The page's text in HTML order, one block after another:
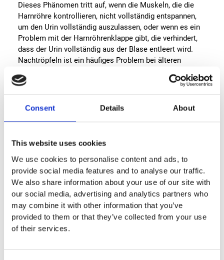
Consent Details About
This website uses cookies
We use cookies to personalise content and ads, to
provide social media features and to analyse our traffic.
We also share information about your use of our site with
our social media, advertising and analytics partners who
may combine it with other information that you’ve
provided to them or that they’ve collected from your use
of their services.
Dieses Phänomen tritt auf, wenn die Muskeln, die die
Harnröhre kontrollieren, nicht vollständig entspannen,
um den Urin vollständig auszulassen, oder wenn es ein
Problem mit der Harnröhrenklappe gibt, die verhindert,
dass der Urin vollständig aus der Blase entleert wird.
Nachtröpfeln ist ein häufiges Problem bei älteren
es kann auch bei Frauen auftreten, insbesondere nach
medizinische Bedingungen verursacht werden, wie zum
behandelt werden, aber in anderen Fällen kann eine
chirurgische Behandlung notwendig sein.
Nachtröpfeln kann ein Symptom von Harninkontinenz
sein und tritt häufig bei Männern auf, die an einer
vergrößerten Prostata leiden oder nach einer
Prostataoperation. Es kann auch bei Frauen auftreten,
insbesondere nach einer Geburt oder bei einer
Beckenbodeninsuffizienz.